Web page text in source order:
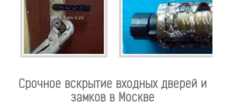
Срочное вскрытие входных дверей и
замков в Москве